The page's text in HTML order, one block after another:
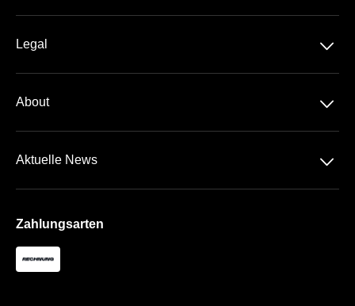
Travel
Legal 􀆈
Impressum
About 􀆈
Aktuelle News 􀆈
Zahlungsarten